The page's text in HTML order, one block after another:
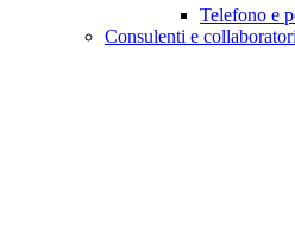
Telefono e
Consulenti e collaboratori